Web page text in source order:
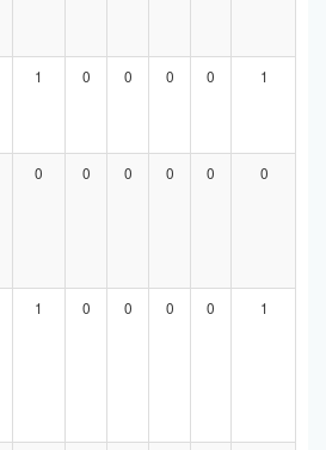
1 0 0 0 0 1
0 0 0 0 0 0
1 0 0 0 0 1